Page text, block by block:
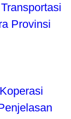
Provinsi